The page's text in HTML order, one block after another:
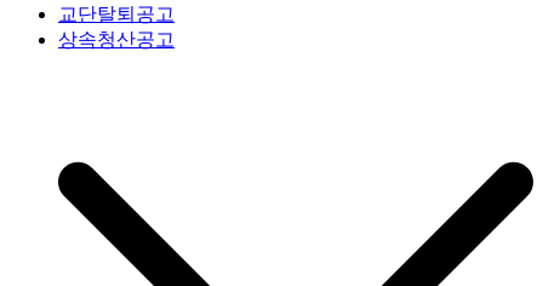
교단탈퇴공고
상속청산공고